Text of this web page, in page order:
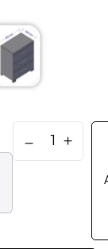
essenza